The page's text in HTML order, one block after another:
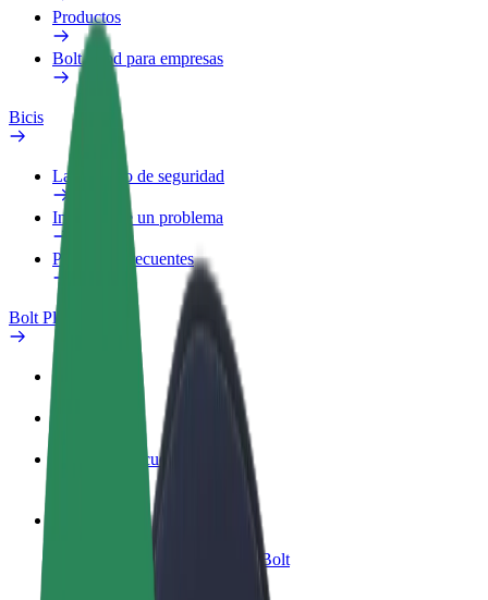
Productos
Bolt Food para empresas
Bicis
Laboratorio de seguridad
Informar de un problema
Preguntas frecuentes
Bolt Plus
Preguntas frecuentes
Gana dinero colaborando con Bolt